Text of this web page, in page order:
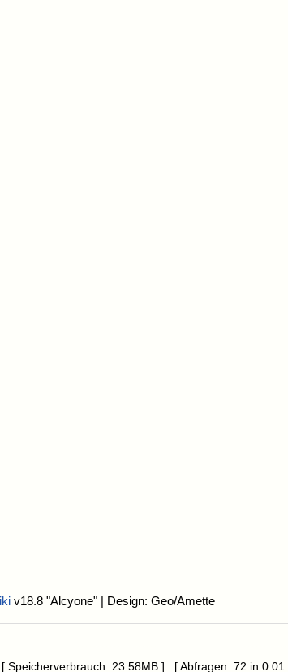
v18.8 "Alcyone" | Design: Geo/Amette
Speicherverbrauch: 23.58MB ] [ Abfragen: 72 in 0.01